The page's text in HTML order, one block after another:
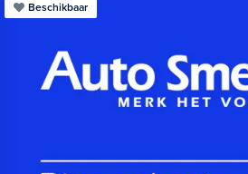
Beschikbaar